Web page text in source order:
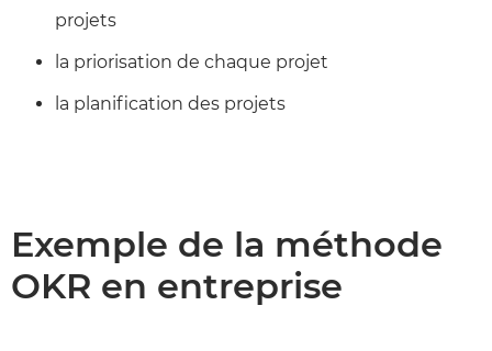
projets
la priorisation de chaque projet
la planification des projets
Exemple de la méthode
OKR en entreprise